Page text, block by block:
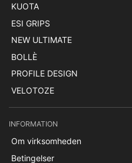
KUOTA
ESI GRIPS
NEW ULTIMATE
BOLLÈ
PROFILE DESIGN
VELOTOZE
INFORMATION
Om virksomheden
Betingelser